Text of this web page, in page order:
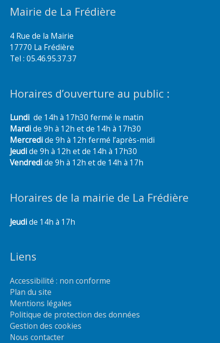
Mairie de La Frédière
4 Rue de la Mairie
17770 La Frédière
Tel : 05.46.95.37.37
Horaires d’ouverture au public :
Lundi de 14h à 17h30 fermé le matin
Mardide 9h à 12h et de 14h à 17h30
Mercredide 9h à 12h fermé l’après-midi
Jeudide 9h à 12h et de 14h à 17h30
Vendredide 9h à 12h et de 14h à 17h
Horaires de la mairie de La Frédière
Jeudide 14h à 17h
Liens
Accessibilité : non conforme
Plan du site
Mentions légales
Politique de protection des données
Gestion des cookies
Nous contacter